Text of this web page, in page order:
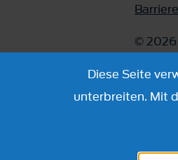
©
Diese Seite
unterbreiten. Mit